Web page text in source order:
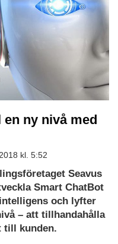
ny nivå med
kl. 5:52
Seavus
Smart ChatBot
och lyfter
– att tillhandahålla
till kunden.